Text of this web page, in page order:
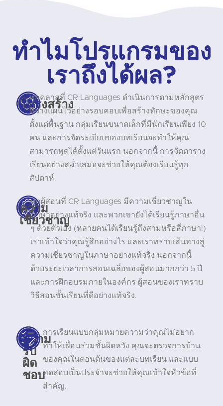
ทำไมโปรแกรมของ
เราถึงได้ผล?
โครงสร้าง
ทุกคลาสที่ CR Languages ดำเนินการตามหลักสูตร
ที่วางแผนไว้อย่างรอบคอบเพื่อสร้างทักษะของคุณ
ตั้งแต่พื้นฐาน กลุ่มเรียนขนาดเล็กที่มีนักเรียนเพียง 10
คน และการจัดระเบียบของบทเรียนจะทำให้คุณ
สามารถพูดได้ตั้งแต่วันแรก นอกจากนี้ การจัดตาราง
เรียนอย่างสม่ำเสมอจะช่วยให้คุณต้องเรียนรู้ทุก
สัปดาห์.
ความ
เชี่ยวชาญ
ทุกผู้สอนที่ CR Languages มีความเชี่ยวชาญใน
ภาษาอย่างแท้จริง และพวกเขายังได้เรียนรู้ภาษาอื่น
ๆ ด้วยตัวเอง (หลายคนได้เรียนรู้ถึงสามหรือสี่ภาษา!)
เราเข้าใจว่าคุณรู้สึกอย่างไร และเราทราบเส้นทางสู่
ความเชี่ยวชาญในภาษาอย่างแท้จริง นอกจากนี้
ด้วยระยะเวลาการสอนเฉลี่ยของผู้สอนมากกว่า 5 ปี
และการฝึกอบรมภายในองค์กร ผู้สอนของเราทราบ
วิธีสอนชั้นเรียนที่ดีอย่างแท้จริง.
ความ
รับ
ผิด
ชอบ
การเรียนแบบกลุ่มหมายความว่าคุณไม่อยาก
ทำให้เพื่อนร่วมชั้นผิดหวัง คุณจะตรวจการบ้าน
ของคุณในตอนต้นของแต่ละบทเรียน และแบบ
ทดสอบเป็นประจำจะช่วยให้คุณเข้าใจหัวข้อที่
สำคัญ.